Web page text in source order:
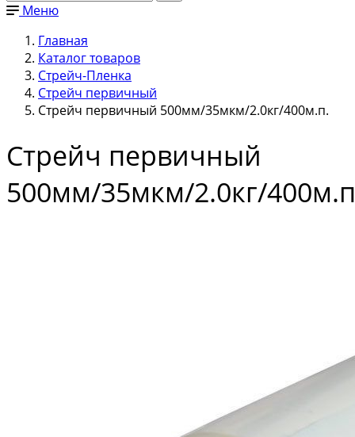
Меню
Главная
Каталог товаров
Стрейч-Пленка
Стрейч первичный
Стрейч первичный 500мм/35мкм/2.0кг/400м.п.
Стрейч первичный
500мм/35мкм/2.0кг/